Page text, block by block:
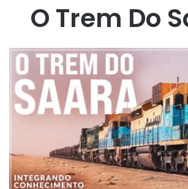
O Trem Do